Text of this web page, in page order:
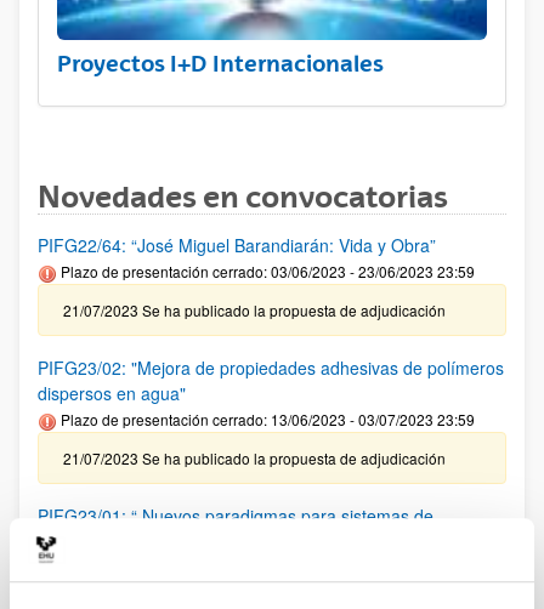
Proyectos I+D Internacionales
Novedades en convocatorias
PIFG22/64: “José Miguel Barandiarán: Vida y Obra”
Plazo de presentación cerrado: 03/06/2023 - 23/06/2023 23:59
21/07/2023 Se ha publicado la propuesta de adjudicación
PIFG23/02: "Mejora de propiedades adhesivas de polímeros
dispersos en agua"
Plazo de presentación cerrado: 13/06/2023 - 03/07/2023 23:59
21/07/2023 Se ha publicado la propuesta de adjudicación
PIFG23/01: “ Nuevos paradigmas para sistemas de
comunicación basados en herramientas de inteligencia
artificial”